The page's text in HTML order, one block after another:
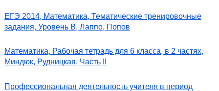
ЕГЭ 2014, Математика, Тематические тренировочные
задания, Уровень В, Лаппо, Попов
Математика, Рабочая тетрадь для 6 класса, в 2 частях,
Миндюк, Рудницкая, Часть II
Профессиональная деятельность учителя в период